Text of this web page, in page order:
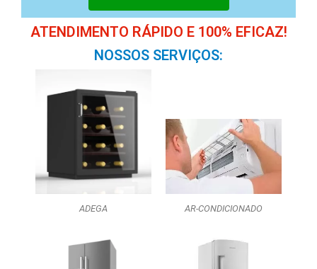
ATENDIMENTO RÁPIDO E 100% EFICAZ!
NOSSOS SERVIÇOS:
ADEGA AR-CONDICIONADO